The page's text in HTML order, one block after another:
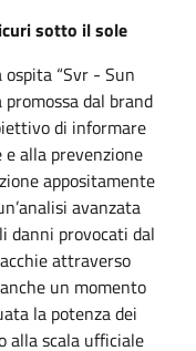
sotto il sole
“Svr - Sun
promossa dal brand
di informare
alla prevenzione
appositamente
avanzata
danni provocati dal
attraverso
un momento
la potenza dei
alla scala ufficiale